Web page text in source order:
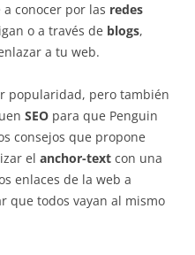
conocer por las redes
o a través de blogs,
a tu web.
popularidad, pero también
SEO para que Penguin
consejos que propone
el anchor-text con una
enlaces de la web a
que todos vayan al mismo